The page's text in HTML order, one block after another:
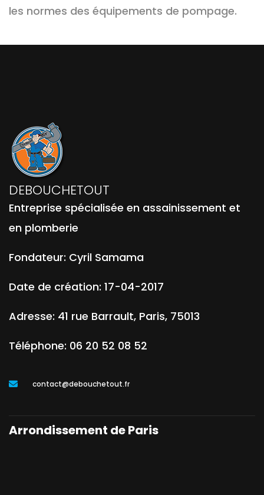
les normes des équipements de pompage.
DEBOUCHETOUT
Entreprise spécialisée en assainissement et
en plomberie
Fondateur: Cyril Samama
Date de création: 17-04-2017
Adresse: 41 rue Barrault, Paris, 75013
Téléphone: 06 20 52 08 52
contact@debouchetout.fr
Arrondissement de Paris